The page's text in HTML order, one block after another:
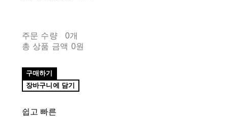
주문 수량
0개
총 상품 금액 0원
구매하기
장바구니에 담기
쉽고 빠른